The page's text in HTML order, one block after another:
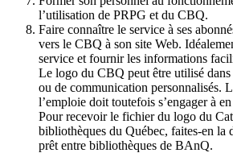
l’utilisation de PRPG et du CBQ.
Faire connaître le service à ses
vers le CBQ à son site Web.
service et fournir les informations
Le logo du CBQ peut être utilisé
ou de communication personnalisés.
l’emploie doit toutefois s’engager à
Pour recevoir le fichier du logo du
bibliothèques du Québec, faites-en la
prêt entre bibliothèques de BAnQ.